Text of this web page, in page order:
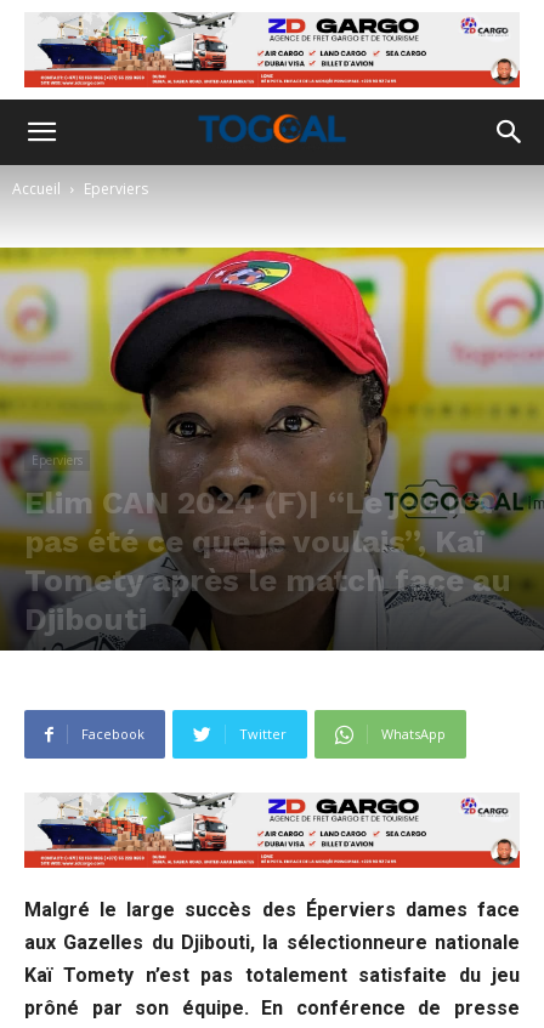
Accueil Eperviers
Eperviers
Elim CAN 2024 (F)| “Le jeu n’a
pas été ce que je voulais”, Kaï
Tomety après le match face au
Djibouti
Publié par Rédaction Togo Goal - 23 septembre 2023 582 0
Facebook Twitter WhatsApp
Malgré le large succès des Éperviers dames face
aux Gazelles du Djibouti, la sélectionneure nationale
Kaï Tomety n’est pas totalement satisfaite du jeu
prôné par son équipe. En conférence de presse